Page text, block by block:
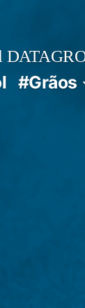
#Grãos